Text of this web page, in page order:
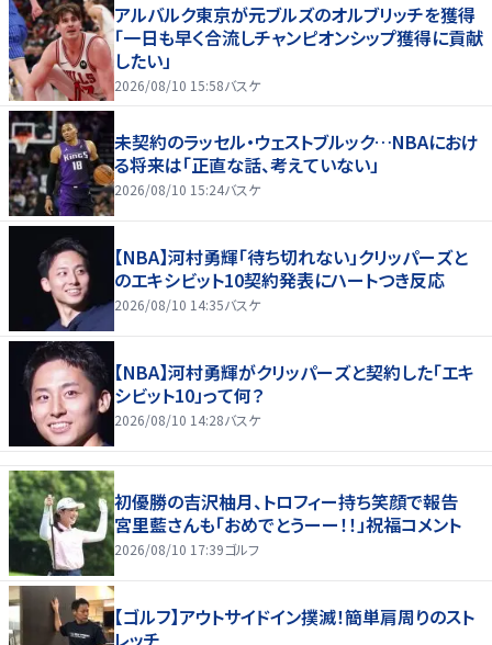
アルバルク東京が元ブルズのオルブリッチを獲得
「一日も早く合流しチャンピオンシップ獲得に貢献
したい」
2026/08/10 15:58バスケ
未契約のラッセル・ウェストブルック…NBAにおけ
る将来は「正直な話、考えていない」
2026/08/10 15:24バスケ
【NBA】河村勇輝「待ち切れない」クリッパーズと
のエキシビット10契約発表にハートつき反応
2026/08/10 14:35バスケ
【NBA】河村勇輝がクリッパーズと契約した「エキ
シビット10」って何？
2026/08/10 14:28バスケ
初優勝の吉沢柚月、トロフィー持ち笑顔で報告
宮里藍さんも「おめでとうーー！！」祝福コメント
2026/08/10 17:39ゴルフ
【ゴルフ】アウトサイドイン撲滅！簡単肩周りのスト
レッチ